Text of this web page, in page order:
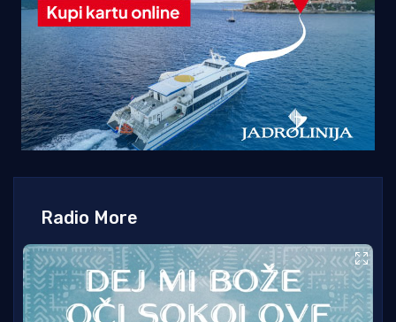
Radio More